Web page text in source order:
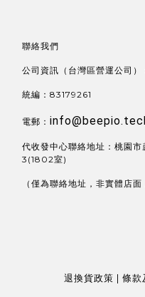
聯絡我們
公司資訊（台灣區營運公司）
統編：83179261
電郵：
代收發中心聯絡地址：桃園
3(1802室)
（僅為聯絡地址，非實體店面
退換貨政策 | 條